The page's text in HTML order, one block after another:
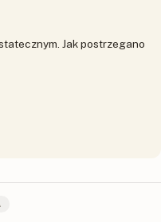
Jak postrzegano